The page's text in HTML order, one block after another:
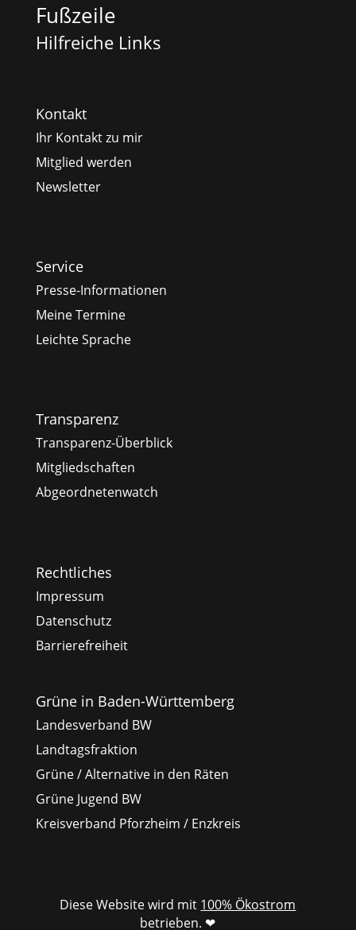
Fußzeile
Hilfreiche Links
Kontakt
Ihr Kontakt zu mir
Mitglied werden
Newsletter
Service
Presse-Informationen
Meine Termine
Leichte Sprache
Transparenz
Transparenz-Überblick
Mitgliedschaften
Abgeordnetenwatch
Rechtliches
Impressum
Datenschutz
Barrierefreiheit
Grüne in Baden-Württemberg
Landesverband BW
Landtagsfraktion
Grüne / Alternative in den Räten
Grüne Jugend BW
Kreisverband Pforzheim / Enzkreis
Diese Website wird mit 100% Ökostrom
betrieben. ❤